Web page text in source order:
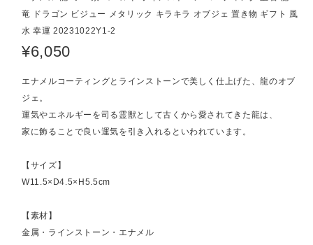
竜 ドラゴン ビジュー メタリック キラキラ オブジェ 置き物 ギフト 風
水 幸運 20231022Y1-2
¥6,050
エナメルコーティングとラインストーンで美しく仕上げた、龍のオブ
ジェ。
運気やエネルギーを司る霊獣として古くから愛されてきた龍は、
家に飾ることで良い運気を引き入れるといわれています。
【サイズ】
W11.5×D4.5×H5.5cm
【素材】
金属・ラインストーン・エナメル